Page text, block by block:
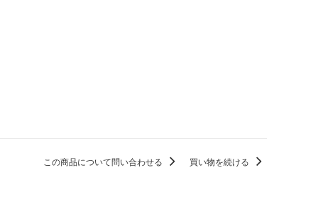
この商品について問い合わせる 買い物を続ける